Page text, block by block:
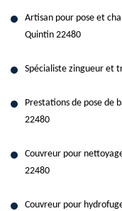
Artisan pour pose et
Quintin 22480
Spécialiste zingueur et
Prestations de pose de
22480
Couvreur pour
22480
Couvreur pour